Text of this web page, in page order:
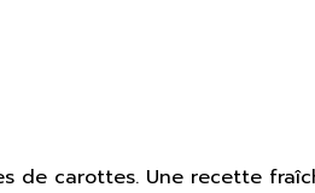
de carottes. Une recette